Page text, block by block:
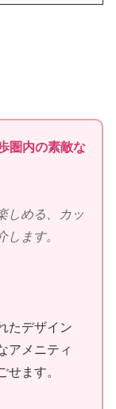
圏内の素敵な
しめる、カッ
ます。
たデザイン
アメニティ
せます。